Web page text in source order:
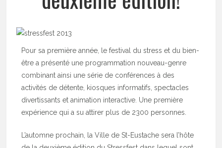
Pour sa première année, le festival du stress et du bien-
être a présenté une programmation nouveau-genre
combinant ainsi une série de conférences à des
activités de détente, kiosques informatifs, spectacles
divertissants et animation interactive. Une première
expérience qui a su attirer plus de 2300 personnes.
L’automne prochain, la Ville de St-Eustache sera l’hôte